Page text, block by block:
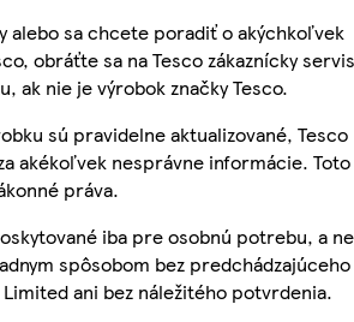
alebo sa chcete poradiť o akýchkoľvek
obráťte sa na Tesco zákaznícky
ak nie je výrobok značky Tesco.
sú pravidelne aktualizované, Tesco
akékoľvek nesprávne informácie. Toto
práva.
iba pre osobnú potrebu, a
spôsobom bez predchádzajúceho
ani bez náležitého potvrdenia.